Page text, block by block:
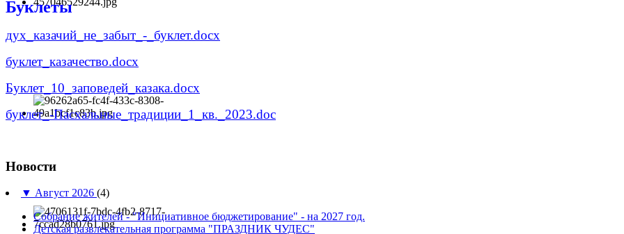
Буклеты
дух_казачий_не_забыт_-_буклет.docx
буклет_казачество.docx
Буклет_10_заповедей_казака.docx
буклет_-Пасхальные_традиции_1_кв._2023.doc
Новости
▼ Август 2026 (4)
Собрание жителей - "Инициативное бюджетирование" - на 2027 год.
Детская развлекательная программа "ПРАЗДНИК ЧУДЕС"